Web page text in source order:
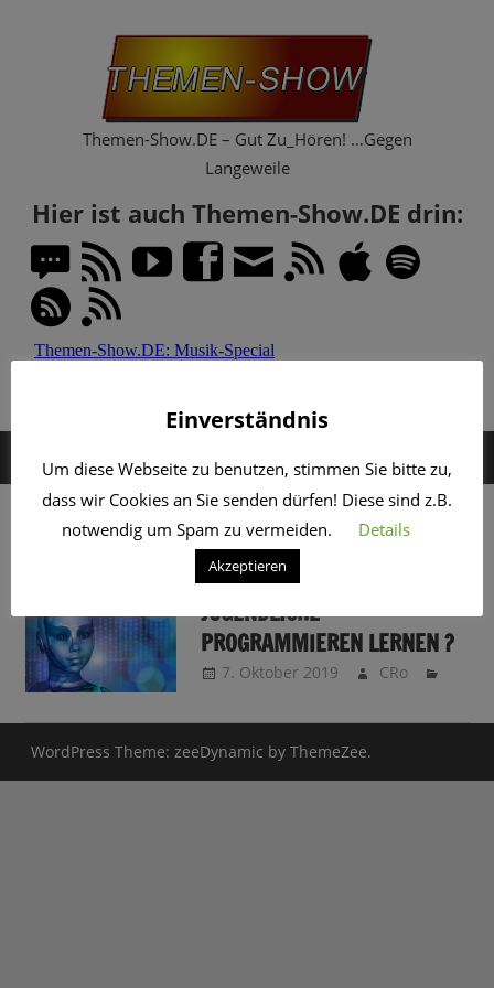
Themen-Show.DE – Gut Zu_Hören! …Gegen
Langeweile
Hier ist auch Themen-Show.DE drin:
MENÜ
SCHLAGWORT:KOERBER-STIFTUNG
SOLLTEN KINDER UND
JUGENDLICHE
PROGRAMMIEREN LERNEN ?
7. Oktober 2019 CRo
WordPress Theme: zeeDynamic by ThemeZee.
Einverständnis
Um diese Webseite zu benutzen, stimmen Sie bitte zu,
dass wir Cookies an Sie senden dürfen! Diese sind z.B.
notwendig um Spam zu vermeiden.
Details
Akzeptieren